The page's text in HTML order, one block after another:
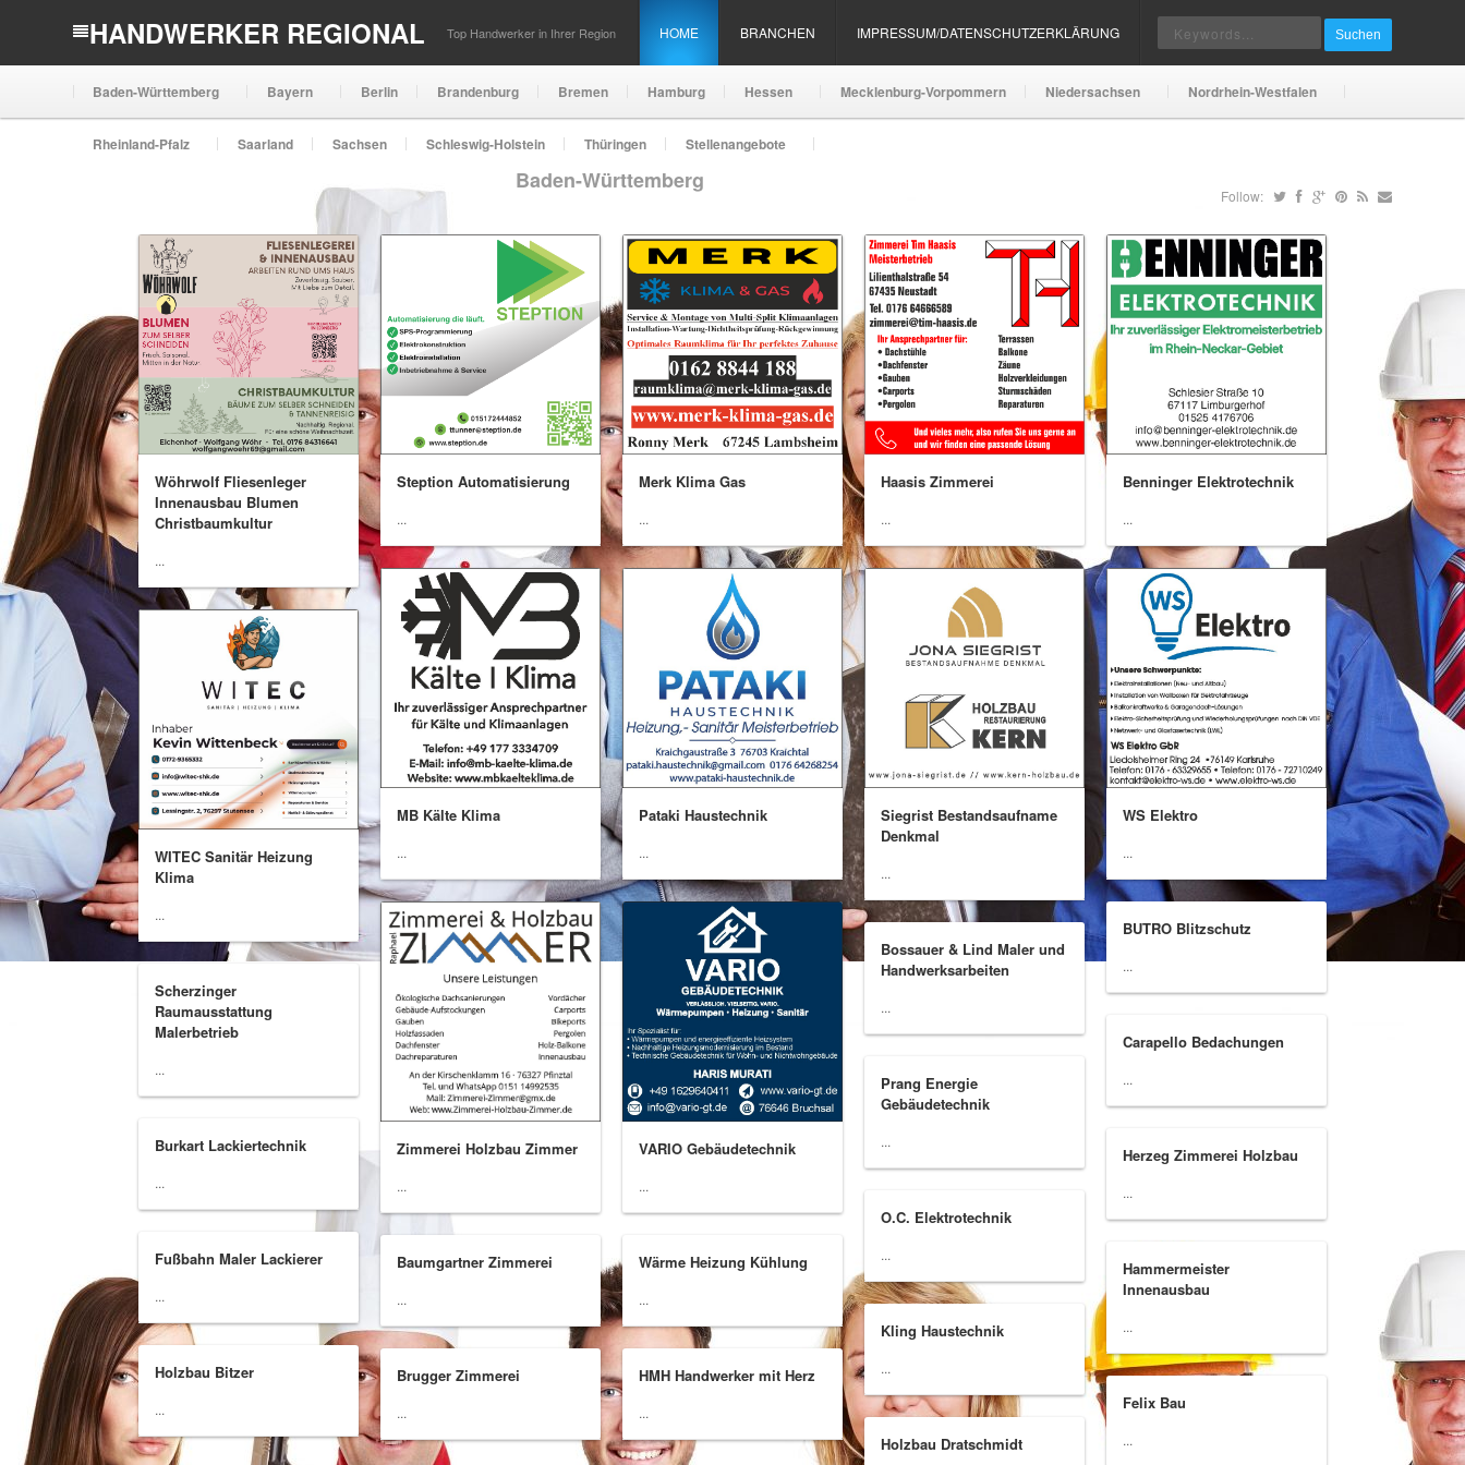
HANDWERKER REGIONAL Top Handwerker in Ihrer Region HOME BRANCHEN IMPRESSUM/DATENSCHUTZERKLÄRUNG Suchen
Baden-Württemberg Bayern Berlin Brandenburg Bremen Hamburg Hessen Mecklenburg-Vorpommern Niedersachsen Nordrhein-Westfalen
Rheinland-Pfalz Saarland Sachsen Schleswig-Holstein Thüringen Stellenangebote
Follow:
Baden-Württemberg
Wöhrwolf Fliesenleger
Innenausbau Blumen
Christbaumkultur
...
Steption Automatisierung
...
Merk Klima Gas
...
Haasis Zimmerei
...
Benninger Elektrotechnik
...
MB Kälte Klima
...
Pataki Haustechnik
...
Siegrist Bestandsaufname
Denkmal
...
WS Elektro
...
WITEC Sanitär Heizung
Klima
...
Zimmerei Holzbau Zimmer
...
VARIO Gebäudetechnik
...
BUTRO Blitzschutz
...
Bossauer & Lind Maler und
Handwerksarbeiten
...
Scherzinger
Raumausstattung
Malerbetrieb
...
Carapello Bedachungen
...
Prang Energie
Gebäudetechnik
...
Burkart Lackiertechnik
...
Herzeg Zimmerei Holzbau
...
O.C. Elektrotechnik
...
Fußbahn Maler Lackierer
...
Baumgartner Zimmerei
...
Wärme Heizung Kühlung
...
Hammermeister
Innenausbau
...
Kling Haustechnik
...
Holzbau Bitzer
...
Brugger Zimmerei
...
HMH Handwerker mit Herz
... Felix Bau
...
Holzbau Dratschmidt